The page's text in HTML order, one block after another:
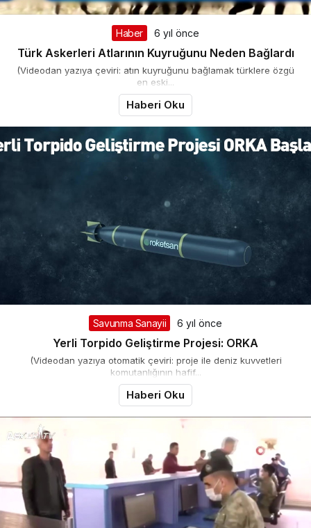
Haber 6 yıl önce
Türk Askerleri Atlarının Kuyruğunu Neden Bağlardı
(Videodan yazıya çeviri: atın kuyruğunu bağlamak türklere özgü
en eski...
Haberi Oku
Savunma Sanayii 6 yıl önce
Yerli Torpido Geliştirme Projesi: ORKA
(Videodan yazıya otomatik çeviri: proje ile deniz kuvvetleri
komutanlığının hafif...
Haberi Oku